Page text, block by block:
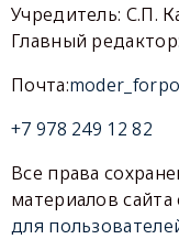
Учредитель: С.П.
Главный
Почта:
+7 978 249 12 82
Все права
материалов сайта
для